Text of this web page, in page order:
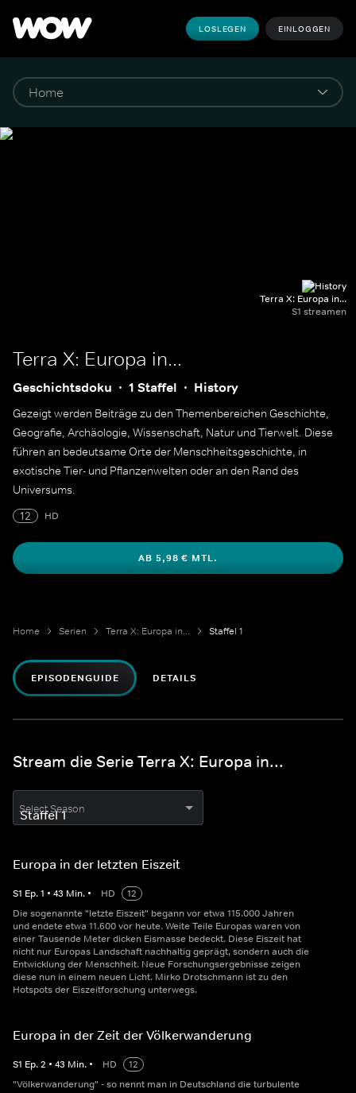
LOSLEGEN EINLOGGEN
Terra X: Europa in...
S1 streamen
Terra X: Europa in...
Geschichtsdoku 1 Staffel History
Gezeigt werden Beiträge zu den Themenbereichen Geschichte,
Geografie, Archäologie, Wissenschaft, Natur und Tierwelt. Diese
führen an bedeutsame Orte der Menschheitsgeschichte, in
exotische Tier- und Pflanzenwelten oder an den Rand des
Universums.
12
HD
AB 5,98 € MTL.
Home Serien Terra X: Europa in... Staffel 1
EPISODENGUIDE DETAILS
Stream die Serie Terra X: Europa in...
Select Season
Europa in der letzten Eiszeit
S1 Ep.1 • 43 Min. • HD
12
Die sogenannte "letzte Eiszeit" begann vor etwa 115.000 Jahren
und endete etwa 11.600 vor heute. Weite Teile Europas waren von
einer Tausende Meter dicken Eismasse bedeckt. Diese Eiszeit hat
nicht nur Europas Landschaft nachhaltig geprägt, sondern auch die
Entwicklung der Menschheit. Neue Forschungsergebnisse zeigen
diese nun in einem neuen Licht. Mirko Drotschmann ist zu den
Hotspots der Eiszeitforschung unterwegs.
Europa in der Zeit der Völkerwanderung
S1 Ep.2 • 43 Min. • HD
12
"Völkerwanderung" - so nennt man in Deutschland die turbulente